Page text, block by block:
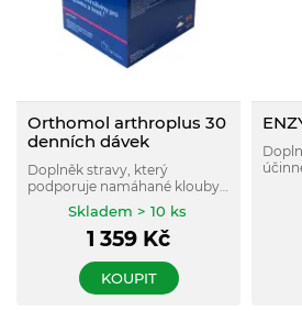
Orthomol arthroplus 30
denních dávek
Doplněk stravy, který
podporuje namáhané klouby
a normální funkci chrupavek a
Skladem > 10 ks
1 359 Kč
KOUPIT